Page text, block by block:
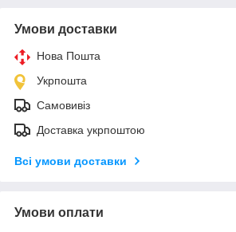
Умови доставки
Нова Пошта
Укрпошта
Самовивіз
Доставка укрпоштою
Всі умови доставки
Умови оплати